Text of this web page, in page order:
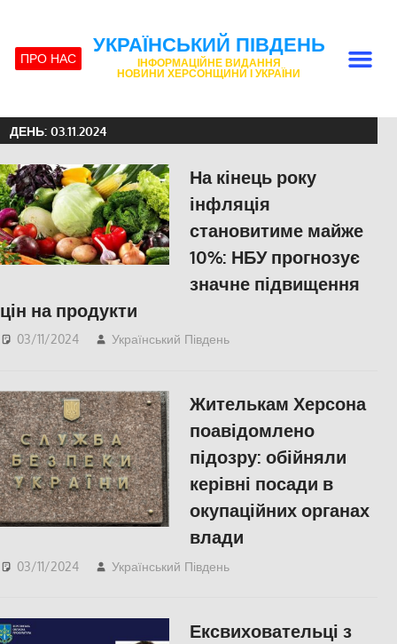
ПРО НАС
УКРАЇНСЬКИЙ ПІВДЕНЬ
ІНФОРМАЦІЙНЕ ВИДАННЯ
НОВИНИ ХЕРСОНЩИНИ І УКРАЇНИ
ДЕНЬ:03.11.2024
На кінець року
інфляція
становитиме майже
10%: НБУ прогнозує
значне підвищення
цін на продукти
03/11/2024 Український Південь
Жителькам Херсона
поавідомлено
підозру: обійняли
керівні посади в
окупаційних органах
влади
03/11/2024 Український Південь
Ексвиховательці з